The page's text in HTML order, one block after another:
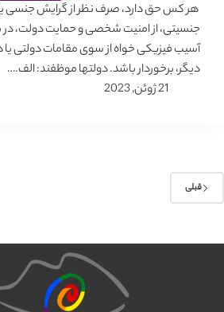
هر کس حق دارد، صرف نظر از گرایش جنسی
جنسیتی، از امنیت شخصی و حمایت دولت، در
آسیب فیزیکی خواه از سوی مقامات دولتی یا
دیگر، برخوردار باشد. دولتها موظفند: الف.…
21 ژوئن, 2023
قبلی